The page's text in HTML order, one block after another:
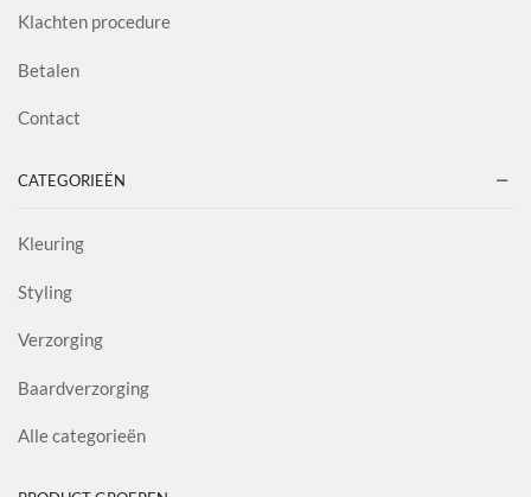
Klachten procedure
Betalen
Contact
CATEGORIEËN
Kleuring
Styling
Verzorging
Baardverzorging
Alle categorieën